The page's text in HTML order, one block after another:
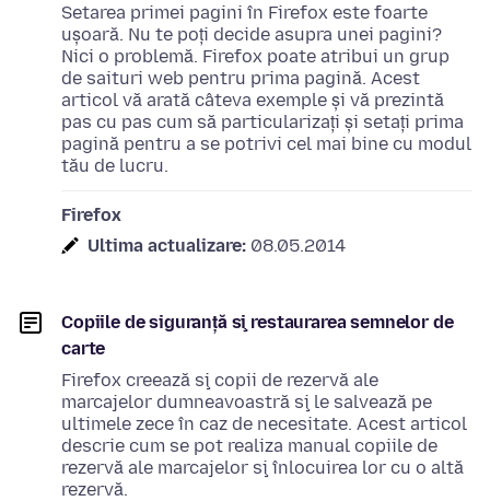
Setarea primei pagini în Firefox este foarte
ușoară. Nu te poți decide asupra unei pagini?
Nici o problemă. Firefox poate atribui un grup
de saituri web pentru prima pagină. Acest
articol vă arată câteva exemple și vă prezintă
pas cu pas cum să particularizați și setați prima
pagină pentru a se potrivi cel mai bine cu modul
tău de lucru.
Firefox
Ultima actualizare: 08.05.2014
Copiile de siguranță şi restaurarea semnelor de
carte
Firefox creează şi copii de rezervă ale
marcajelor dumneavoastră şi le salvează pe
ultimele zece în caz de necesitate. Acest articol
descrie cum se pot realiza manual copiile de
rezervă ale marcajelor şi înlocuirea lor cu o altă
rezervă.